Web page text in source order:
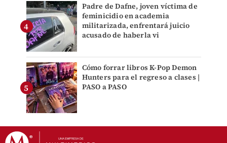
Padre de Dafne, joven víctima de
feminicidio en academia
militarizada, enfrentará juicio
acusado de haberla vi
Cómo forrar libros K-Pop Demon
Hunters para el regreso a clases |
PASO a PASO